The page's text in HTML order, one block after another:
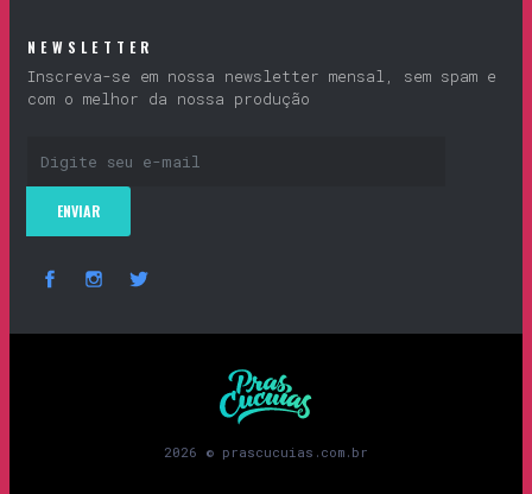
NEWSLETTER
Inscreva-se em nossa newsletter mensal, sem spam e
com o melhor da nossa produção
Prascucuias
2026 © prascucuias.com.br